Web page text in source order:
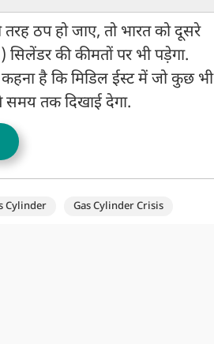
दिया’
ठप हो जाए, तो भारत को दूसरे
की कीमतों पर भी पड़ेगा.
है कि मिडिल ईस्ट में जो कुछ भी
समय तक दिखाई देगा.
Cylinder Gas Cylinder Crisis